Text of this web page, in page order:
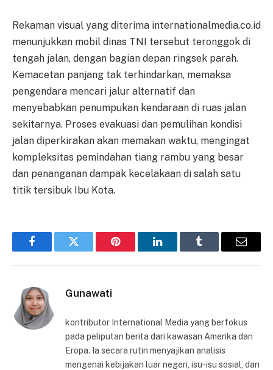
Rekaman visual yang diterima internationalmedia.co.id
menunjukkan mobil dinas TNI tersebut teronggok di
tengah jalan, dengan bagian depan ringsek parah.
Kemacetan panjang tak terhindarkan, memaksa
pengendara mencari jalur alternatif dan
menyebabkan penumpukan kendaraan di ruas jalan
sekitarnya. Proses evakuasi dan pemulihan kondisi
jalan diperkirakan akan memakan waktu, mengingat
kompleksitas pemindahan tiang rambu yang besar
dan penanganan dampak kecelakaan di salah satu
titik tersibuk Ibu Kota.
FacebookTwitter Pinterest LinkedInTumblr Email
Gunawati
kontributor International Media yang berfokus
pada peliputan berita dari kawasan Amerika dan
Eropa. Ia secara rutin menyajikan analisis
mengenai kebijakan luar negeri, isu-isu sosial, dan